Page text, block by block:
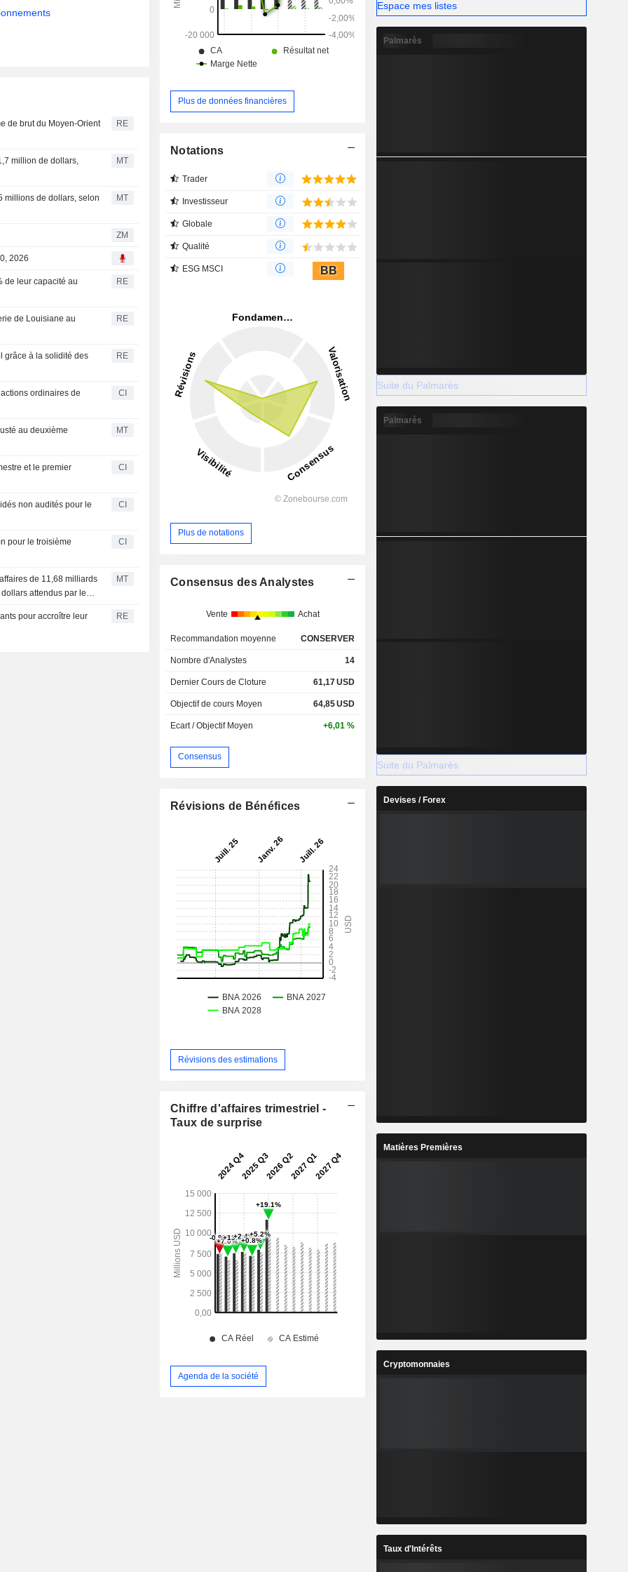
de brut du Moyen-Orient
RE
million de dollars,
MT
millions de dollars, selon
MT
ZM
2026
de leur capacité au
RE
de Louisiane au
RE
grâce à la solidité des
RE
ordinaires de
CI
au deuxième
MT
et le premier
CI
non audités pour le
CI
pour le troisième
CI
de 11,68 milliards
attendus par le
MT
pour accroître leur
RE
Plus de données financières
Notations
Trader
Investisseur
Globale
Qualité
ESG MSCI BB
Plus de notations
Consensus des Analystes
Vente Achat
Recommandation moyenne CONSERVER
Nombre d'Analystes 14
Dernier Cours de Cloture 61,17USD
Objectif de cours Moyen 64,85USD
Ecart / Objectif Moyen +6,01 %
Consensus
Révisions de Bénéfices
Révisions des estimations
Chiffre d'affaires trimestriel -
Taux de surprise
Agenda de la société
Espace mes listes
Palmarès
Suite du Palmarès
Palmarès
Suite du Palmarès
Devises / Forex
Matières Premières
Cryptomonnaies
Taux d'Intérêts